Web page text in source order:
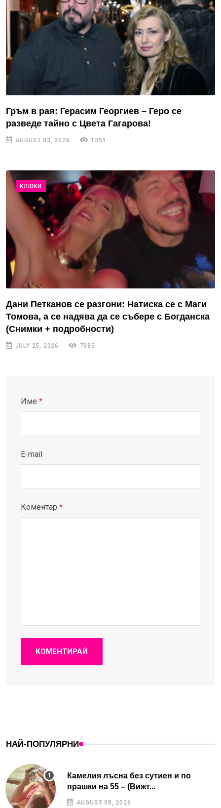
Гръм в рая: Герасим Георгиев – Геро се
разведе тайно с Цвета Гагарова!
AUGUST 03, 2026 1351
КЛЮКИ
Дани Петканов се разгони: Натиска се с Маги
Томова, а се надява да се събере с Богданска
(Снимки + подробности)
JULY 25, 2026 7385
Име *
E-mail
Коментар *
КОМЕНТИРАЙ
НАЙ-ПОПУЛЯРНИ
Камелия лъсна без сутиен и по
прашки на 55 – (Вижт...
AUGUST 08, 2026